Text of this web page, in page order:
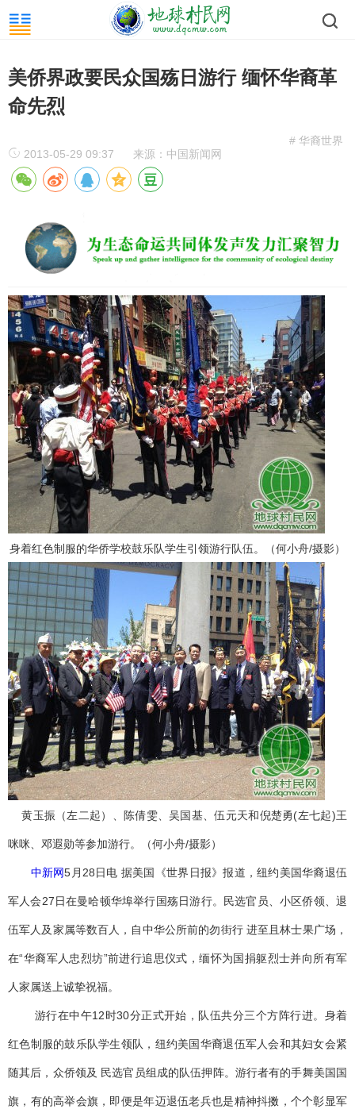
美侨界政要民众国殇日游行 缅怀华裔革
命先烈
# 华裔世界
2013-05-29 09:37
来源：中国新闻网
身着红色制服的华侨学校鼓乐队学生引领游行队伍。（何小舟/摄影）
黄玉振（左二起）、陈倩雯、吴国基、伍元天和倪楚勇(左七起)王
咪咪、邓遐勋等参加游行。（何小舟/摄影）
中新网5月28日电 据美国《世界日报》报道，纽约美国华裔退伍
军人会27日在曼哈顿华埠举行国殇日游行。民选官员、小区侨领、退
伍军人及家属等数百人，自中华公所前的勿街行 进至且林士果广场，
在“华裔军人忠烈坊”前进行追思仪式，缅怀为国捐躯烈士并向所有军
人家属送上诚挚祝福。
游行在中午12时30分正式开始，队伍共分三个方阵行进。身着
红色制服的鼓乐队学生领队，纽约美国华裔退伍军人会和其妇女会紧
随其后，众侨领及 民选官员组成的队伍押阵。游行者有的手舞美国国
旗，有的高举会旗，即便是年迈退伍老兵也是精神抖擞，个个彰显军